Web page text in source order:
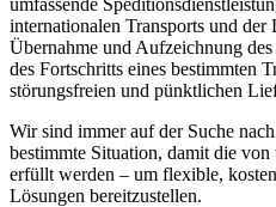
internationalen Transports und
Übernahme und Aufzeichnung
des Fortschritts eines bestimmten
störungsfreien und pünktlichen
Wir sind immer auf der Suche
bestimmte Situation, damit die von
erfüllt werden – um flexible,
Lösungen bereitzustellen.